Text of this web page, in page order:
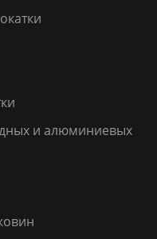
и алюминиевых